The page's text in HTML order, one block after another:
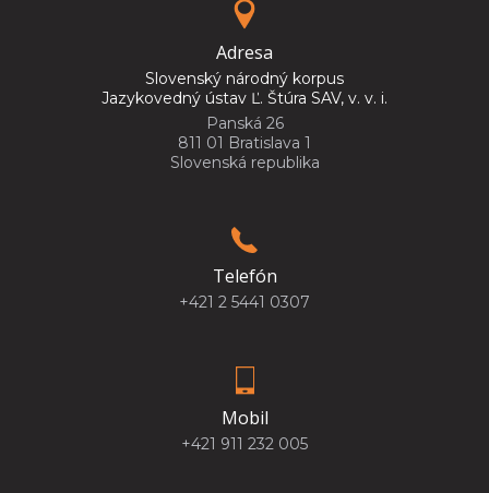
Adresa
Slovenský národný korpus
Jazykovedný ústav Ľ. Štúra SAV, v. v. i.
Panská 26
811 01 Bratislava 1
Slovenská republika
Telefón
+421 2 5441 0307
Mobil
+421 911 232 005